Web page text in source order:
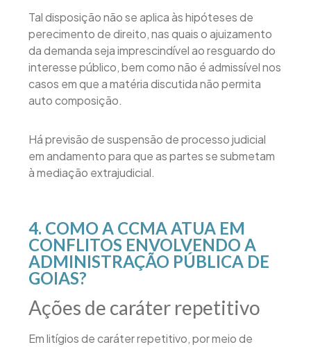
Tal disposição não se aplica às hipóteses de
perecimento de direito, nas quais o ajuizamento
da demanda seja imprescindível ao resguardo do
interesse público, bem como não é admissível nos
casos em que a matéria discutida não permita
auto composição.
Há previsão de suspensão de processo judicial
em andamento para que as partes se submetam
à mediação extrajudicial.
4. COMO A CCMA ATUA EM
CONFLITOS ENVOLVENDO A
ADMINISTRAÇÃO PÚBLICA DE
GOIAS?
Ações de caráter repetitivo
Em litígios de caráter repetitivo, por meio de